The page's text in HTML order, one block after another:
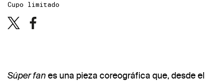
Cupo limitado
Súper fan es una pieza coreográfica que, desde el